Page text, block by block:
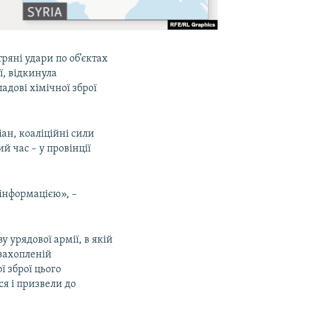
удари по об’єктах
відкинула
хімічної зброї
коаліційні сили
час – у провінції
–
урядової армії, в якій
зброї цього
і призвели до